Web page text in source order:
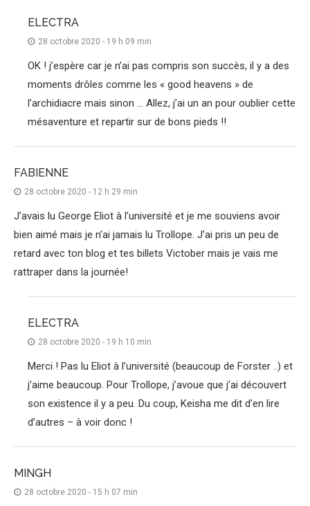
ELECTRA
28 octobre 2020 - 19 h 09 min
OK ! j’espère car je n’ai pas compris son succès, il y a des
moments drôles comme les « good heavens » de
l’archidiacre mais sinon … Allez, j’ai un an pour oublier cette
mésaventure et repartir sur de bons pieds !!
FABIENNE
28 octobre 2020 - 12 h 29 min
J’avais lu George Eliot à l’université et je me souviens avoir
bien aimé mais je n’ai jamais lu Trollope. J’ai pris un peu de
retard avec ton blog et tes billets Victober mais je vais me
rattraper dans la journée!
ELECTRA
28 octobre 2020 - 19 h 10 min
Merci ! Pas lu Eliot à l’université (beaucoup de Forster ..) et
j’aime beaucoup. Pour Trollope, j’avoue que j’ai découvert
son existence il y a peu. Du coup, Keisha me dit d’en lire
d’autres – à voir donc !
MINGH
28 octobre 2020 - 15 h 07 min